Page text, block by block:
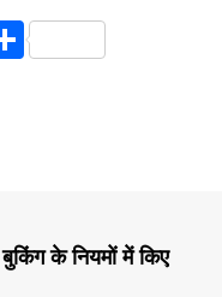
S
के नियमों में किए